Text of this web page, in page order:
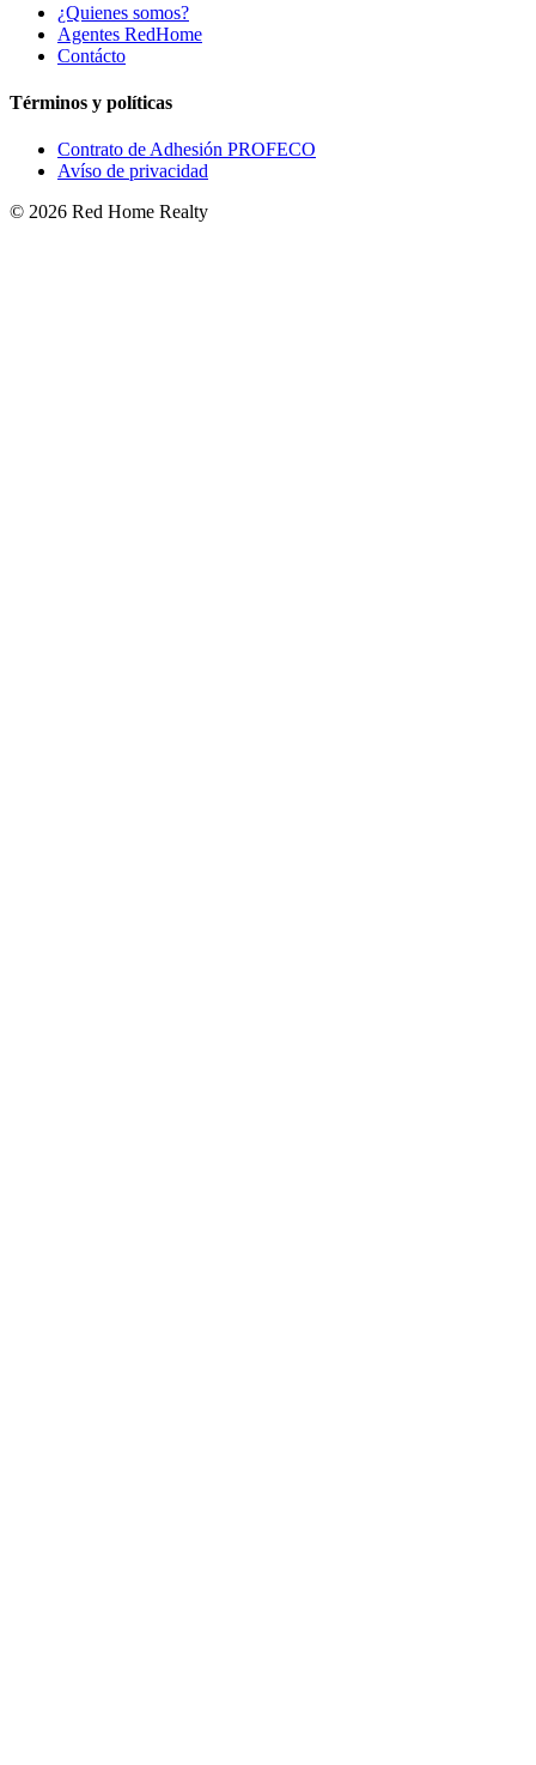
¿Quienes somos?
Agentes RedHome
Contácto
Términos y políticas
Contrato de Adhesión PROFECO
Avíso de privacidad
© 2026 Red Home Realty